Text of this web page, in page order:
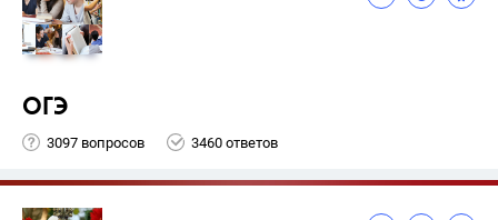
ОГЭ
3097 вопросов 3460 ответов